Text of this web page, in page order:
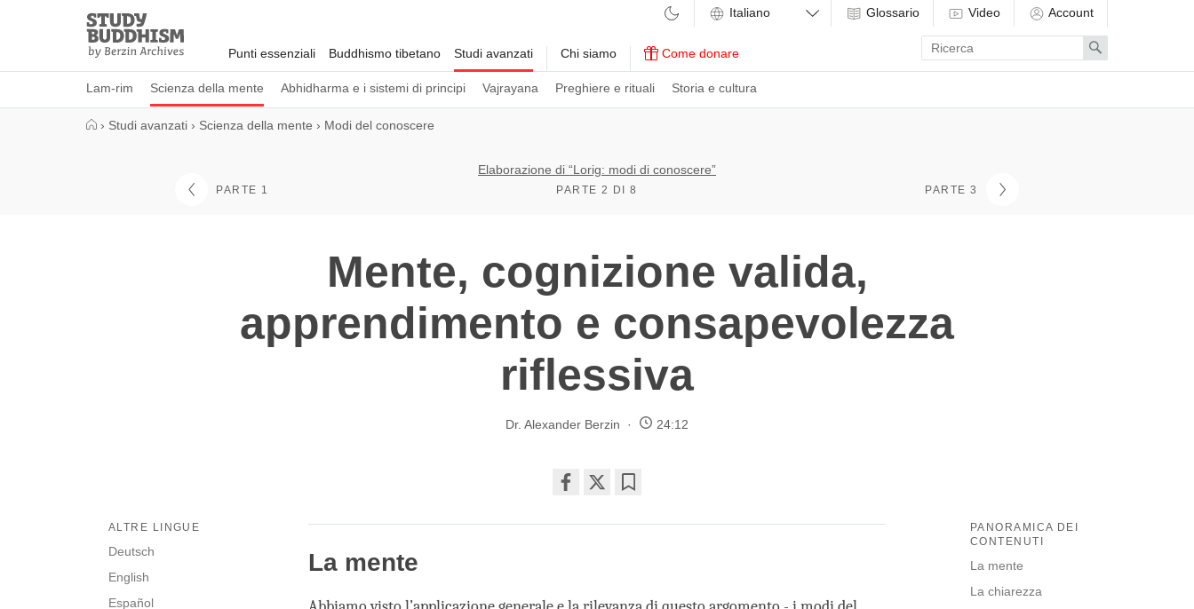
Study
Buddhism
Home
Punti essenziali Buddhismo tibetano Studi avanzati
Lam-rim Scienza della mente Abhidharma e i sistemi di principi Vajrayana Preghiere e rituali Storia e cultura
Chi siamo Come donare
Glossario Video Account
Enter
search
term
Search
› Studi avanzati › Scienza della mente › Modi del conoscere
PARTE 1
Elaborazione di “Lorig: modi di conoscere”
PARTE 2 DI 8 PARTE 3
Mente, cognizione valida,
apprendimento e consapevolezza
riflessiva
Dr. Alexander Berzin 24:12
on
PANORAMICA DEI
CONTENUTI
La mente
La chiarezza
ALTRE LINGUE
Deutsch
English
Español
La mente